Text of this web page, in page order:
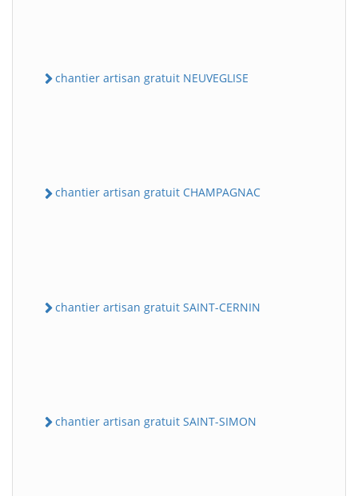
chantier artisan gratuit NEUVEGLISE
chantier artisan gratuit CHAMPAGNAC
chantier artisan gratuit SAINT-CERNIN
chantier artisan gratuit SAINT-SIMON